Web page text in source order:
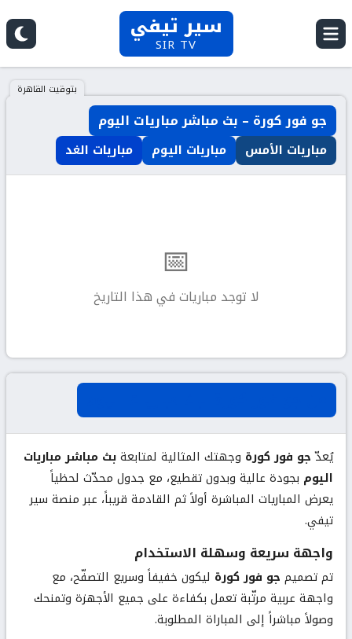
سير تيفي
SIR TV
بتوقيت القاهرة
جو فور كورة – بث مباشر مباريات اليوم
مباريات الأمس مباريات اليوم مباريات الغد
📅
لا توجد مباريات في هذا التاريخ
يُعدّجو فور كورة وجهتك المثالية لمتابعةبث مباشر مباريات
اليوم بجودة عالية وبدون تقطيع، مع جدول محدّث لحظياً
يعرض المباريات المباشرة أولاً ثم القادمة قريباً، عبر منصة سير
تيفي.
واجهة سريعة وسهلة الاستخدام
تم تصميم جو فور كورة ليكون خفيفاً وسريع التصفّح، مع
واجهة عربية مرتّبة تعمل بكفاءة على جميع الأجهزة وتمنحك
وصولاً مباشراً إلى المباراة المطلوبة.